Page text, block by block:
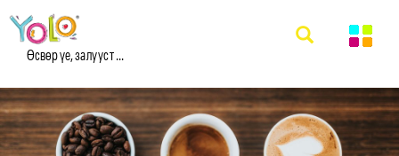
Өсвөр үе, залууст ...